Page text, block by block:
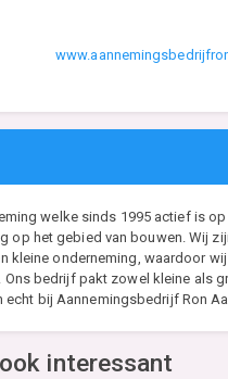
welke sinds 1995 actief is
op het gebied van bouwen. Wij
onderneming, waardoor
bedrijf pakt zowel kleine als
bij Aannemingsbedrijf Ron
interessant